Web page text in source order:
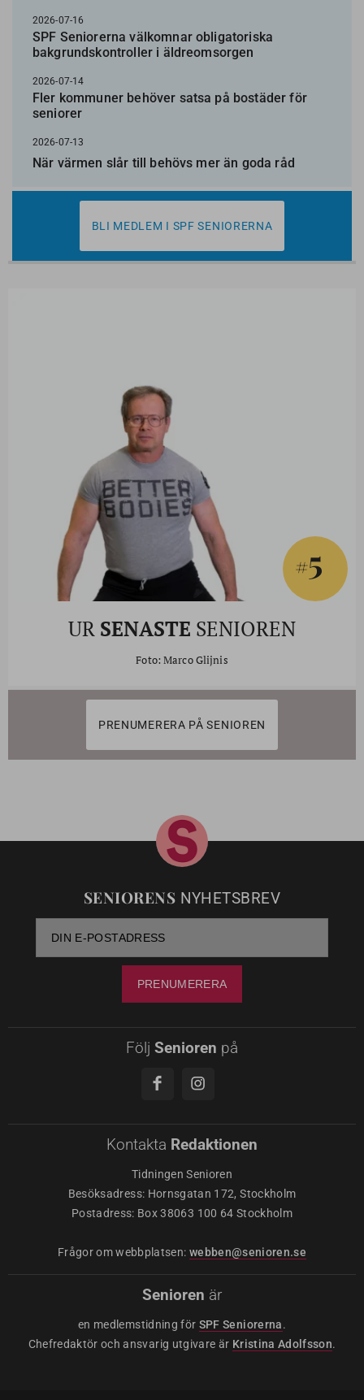
2026-07-16
SPF Seniorerna välkomnar obligatoriska
bakgrundskontroller i äldreomsorgen
2026-07-14
Fler kommuner behöver satsa på bostäder för
seniorer
2026-07-13
När värmen slår till behövs mer än goda råd
BLI MEDLEM I SPF SENIORERNA
#5
UR SENASTE SENIOREN
Foto: Marco Glijnis
PRENUMERERA PÅ SENIOREN
SENIORENS NYHETSBREV
Följ Senioren på
Kontakta Redaktionen
Tidningen Senioren
Besöksadress: Hornsgatan 172, Stockholm
Postadress: Box 38063 100 64 Stockholm
Frågor om webbplatsen: webben@senioren.se
Senioren är
en medlemstidning för SPF Seniorerna.
Chefredaktör och ansvarig utgivare är Kristina Adolfsson.